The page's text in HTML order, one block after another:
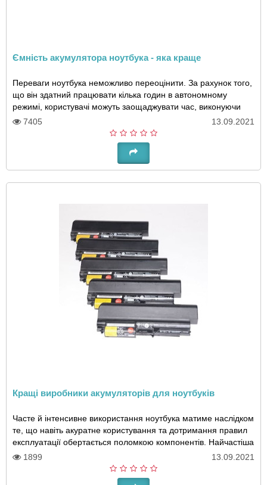
Ємність акумулятора ноутбука - яка краще
Переваги ноутбука неможливо переоцінити. За рахунок того,
що він здатний працювати кілька годин в автономному
режимі, користувачі можуть заощаджувати час, виконуючи
робочі або навчальні завдання в тра..
7405 13.09.2021
Кращі виробники акумуляторів для ноутбуків
Часте й інтенсивне використання ноутбука матиме наслідком
те, що навіть акуратне користування та дотримання правил
експлуатації обертається поломкою компонентів. Найчастіша
проблема, з якою користувач..
1899 13.09.2021